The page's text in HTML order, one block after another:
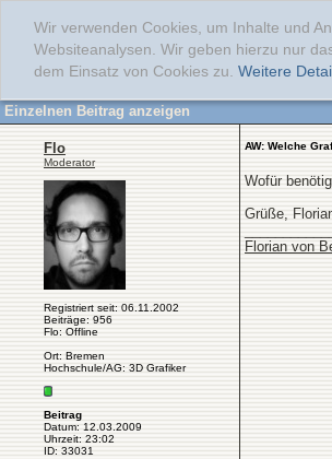
Wir verwenden Cookies, um Inhalte und
Websiteanalysen. Wir geben hierzu nur
dem Einsatz von Cookies zu. Weitere
Einzelnen Beitrag anzeigen
Flo
Moderator
Registriert seit: 06.11.2002
Beiträge: 956
Flo: Offline
Ort: Bremen
Hochschule/AG: 3D Grafiker
Beitrag
Datum: 12.03.2009
Uhrzeit: 23:02
ID: 33031
AW: Welche
Wofür
Grüße,
Florian von